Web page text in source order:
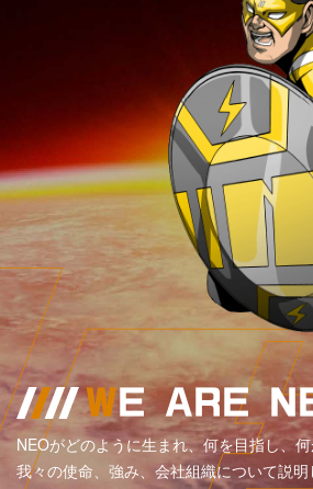
W E ARE
NEOがどのように生まれ、何を目指し、
我々の使命、強み、会社組織について説明